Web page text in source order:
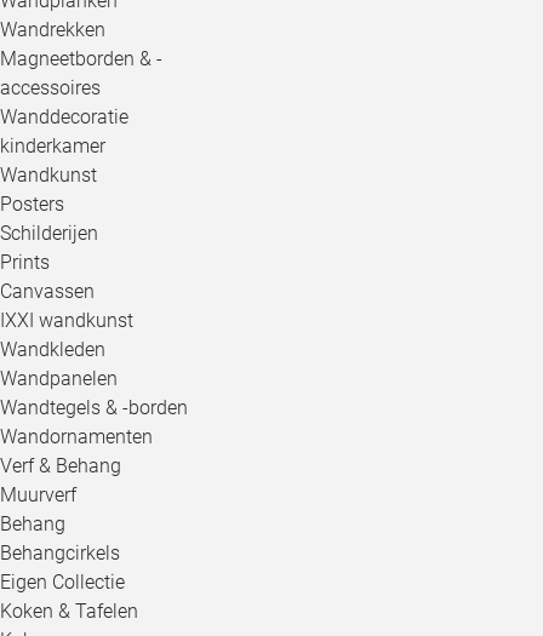
Wandrekken
Magneetborden & -
accessoires
Wanddecoratie
kinderkamer
Wandkunst
Posters
Schilderijen
Prints
Canvassen
IXXI wandkunst
Wandkleden
Wandpanelen
Wandtegels & -borden
Wandornamenten
Verf & Behang
Muurverf
Behang
Behangcirkels
Eigen Collectie
Koken & Tafelen